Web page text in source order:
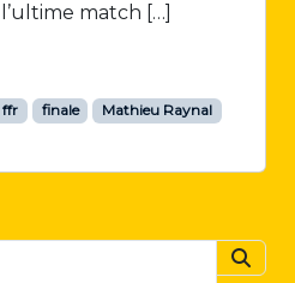
match […]
ffr finale
Mathieu Raynal